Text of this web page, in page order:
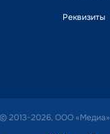
Реквизиты
© 2013-2026, ООО «Медиа»